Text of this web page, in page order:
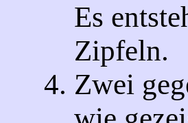
Es
Zipfeln.
Zwei